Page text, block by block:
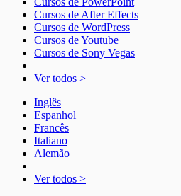
Cursos de After Effects
Cursos de WordPress
Cursos de Youtube
Cursos de Sony Vegas
Ver todos >
Inglês
Espanhol
Francês
Italiano
Alemão
Ver todos >